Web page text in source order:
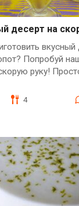
десерт на
вкусный
Попробуй
руку!
4